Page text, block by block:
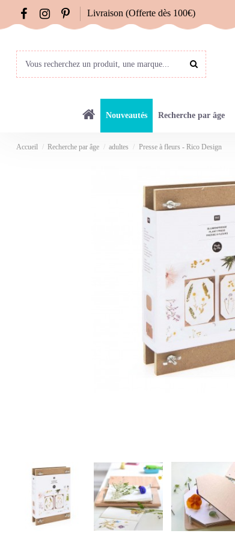
Livraison (Offerte dès 100€)
Nouveautés Recherche par âge
Accueil Recherche par âge adultes Presse à fleurs - Rico Design